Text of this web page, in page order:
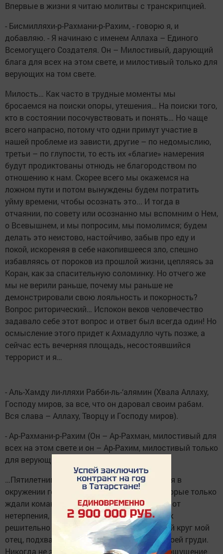
Впервые в жизни я читаю молитвы с транскрипцией.
- Бисмилляхи-р-Рахмани-р-Рахим, - говорю я, и
добавляю. - Я начинаю с именем Аллаха – Единого
Всемогущего Создателя. Он – Милостивый, дарующий
блага для всех на этом свете, и милостивый только для
верующих на том свете.
Милость… Как часто в трудные моменты мы
бросаемся на поиски опоры, утешения… На поиски того,
кто в состоянии посочувствовать и понять… Но чаще
всего напрасно, потому что одни примут участие в
нашей проблеме из зависти, другие – по недомыслию,
третьи – по глупости, то есть их «благие» намерения
будут продиктованы отнюдь не благородством по
отношению к нам. Скорее всего мы окажемся на
ложном пути и потом вынуждены будем потратить
уйму времени, чтобы осознать это... И тогда в
отчаянии, по совету или осознанно мы вспомним о Нем,
о Всевышнем, и мы попросим, мы помолимся; будем
делать это неистово, настойчиво, забыв про еду и
покой, искореняя в себе накопившееся зло, спешно
избавляясь от пороков из прошлой жизни, цепляясь за
Коран, как за спасительную соломинку. Но отчего же
мы не верили раньше, почему мы раньше не
демонстрировали свою лояльность и покорность?
Вопрос риторический… Испокон веков человечество
задавало себе этот вопрос и ответ был всегда один! Но
осмысление этого придет к Ахмадулло чуть позже, а
сейчас есть вечерняя площадь, несостоявшийся
террорист и я…
- Аль-Хамду ли-лляхи Рабби-ль-‘алямин (Хвала Аллаху,
Господу миров, за все, что он даровал своим рабам.
Вся слава – Аллаху, Творцу и Господу миров).
- Ар-Рахмани-р-Рахим (Он – Ар-Рахман, милостивый для
всех на этом свете и он – Ар-Рахим, милостивый только
для верующих на том свете).
…Пятилетним ребенком я однажды очутился в
окружении голодных и свирепых собак, которые только
ждали команды своего вожака, повизгивая от
нетерпения, готовых кинуться на меня, и как
решительно и строго вошел в этот зловещий круг мой
отец, подхватил меня на руки и прижал к своей груди.
Никогда не забуду охватившее меня тогда ощущение